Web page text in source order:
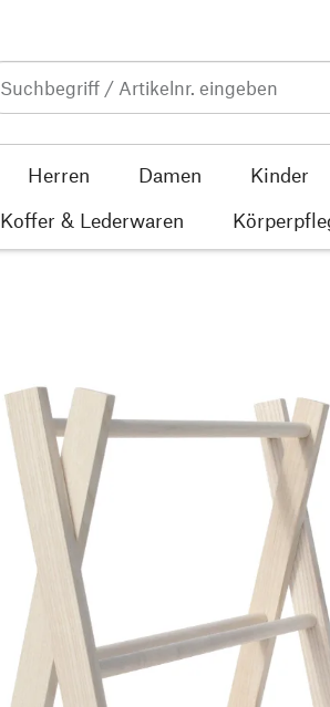
Herren Damen Kinder
Koffer & Lederwaren